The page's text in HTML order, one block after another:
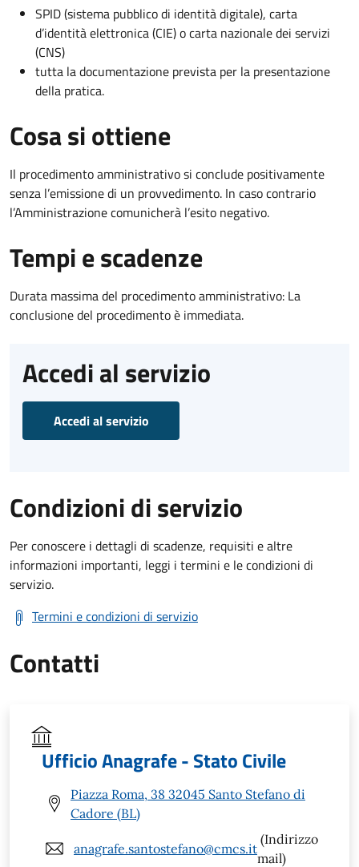
SPID (sistema pubblico di identità digitale), carta
d’identità elettronica (CIE) o carta nazionale dei servizi
(CNS)
tutta la documentazione prevista per la presentazione
della pratica.
Cosa si ottiene
Il procedimento amministrativo si conclude positivamente
senza l’emissione di un provvedimento. In caso contrario
l’Amministrazione comunicherà l’esito negativo.
Tempi e scadenze
Durata massima del procedimento amministrativo: La
conclusione del procedimento è immediata.
Accedi al servizio
Accedi al servizio
Condizioni di servizio
Per conoscere i dettagli di scadenze, requisiti e altre
informazioni importanti, leggi i termini e le condizioni di
servizio.
Termini e condizioni di servizio
Contatti
Ufficio Anagrafe - Stato Civile
Piazza Roma, 38 32045 Santo Stefano di
Cadore (BL)
anagrafe.santostefano@cmcs.it
(Indirizzo
mail)